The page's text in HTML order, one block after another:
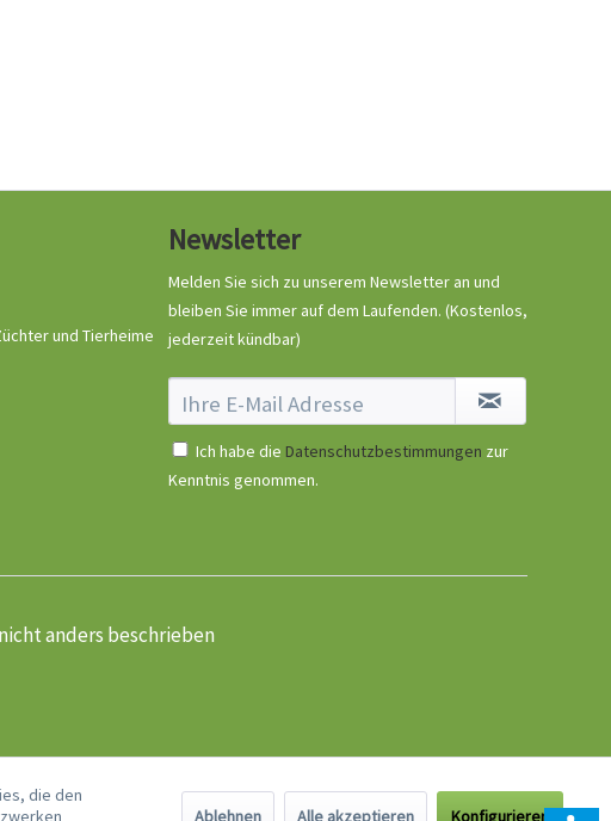
und Tierheime
Newsletter
Melden Sie sich zu unserem Newsletter an und
bleiben Sie immer auf dem Laufenden. (Kostenlos,
jederzeit kündbar)
Ich habe die Datenschutzbestimmungen zur
Kenntnis genommen.
anders beschrieben
die den
Ablehnen Alle akzeptieren Konfigurieren